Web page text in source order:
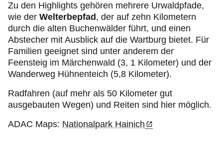
Zu den Highlights gehören mehrere Urwaldpfade,
wie der Welterbepfad , der auf zehn Kilometern
durch die alten Buchenwälder führt, und einen
Abstecher mit Ausblick auf die Wartburg bietet. Für
Familien geeignet sind unter anderem der
Feensteig im Märchenwald (3, 1 Kilometer) und der
Wanderweg Hühnenteich (5,8 Kilometer).
Radfahren (auf mehr als 50 Kilometer gut
ausgebauten Wegen) und Reiten sind hier möglich.
ADAC Maps: Nationalpark Hainich